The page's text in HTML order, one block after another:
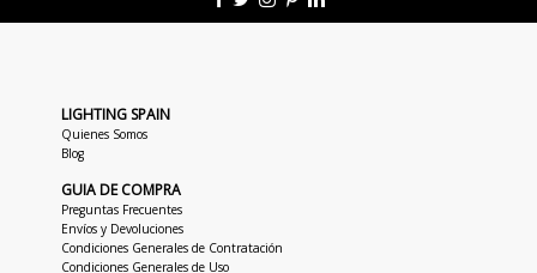
LIGHTING SPAIN
Quienes Somos
Blog
GUIA DE COMPRA
Preguntas Frecuentes
Envíos y Devoluciones
Condiciones Generales de Contratación
Condiciones Generales de Uso